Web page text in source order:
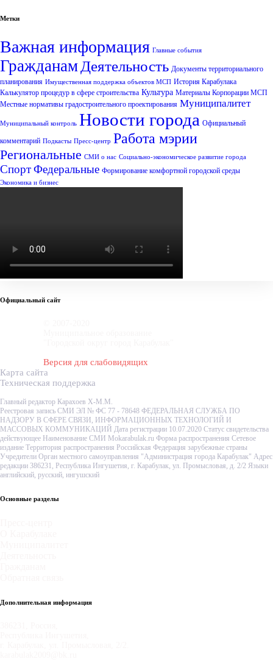
Метки
Важная информация Главные события
Гражданам Деятельность Документы территориального
планирования Имущественная поддержка объектов МСП История Карабулака
Калькулятор процедур в сфере строительства Культура Материалы Корпорации МСП
Местные нормативы градостроительного проектирования Муниципалитет
Муниципальный контроль Новости города Официальный
комментарий Подкасты Пресс-центр Работа мэрии
Региональные СМИ о нас Социально-экономическое развитие города
СпортФедеральные Формирование комфортной городской среды
Экономика и бизнес
Официальный сайт
Версия для слабовидящих
Карта сайта
Техническая поддержка
Главный редактор Карахоев Х-М.М.
Реестровая запись СМИ ЭЛ № ФС 77 - 78648 ФЕДЕРАЛЬНАЯ СЛУЖБА ПО
НАДЗОРУ В СФЕРЕ СВЯЗИ, ИНФОРМАЦИОННЫХ ТЕХНОЛОГИЙ И
МАССОВЫХ КОММУНИКАЦИЙ Дата регистрации 10.07.2020 Статус свидетельства
действующее Наименование СМИ Mokarabulak.ru Форма распространения Сетевое
издание Территория распространения Российская Федерация зарубежные страны
Учредители Орган местного самоуправления "Администрация города Карабулак" Адрес
редакции 386231, Республика Ингушетия, г. Карабулак, ул. Промысловая, д. 2/2 Языки
английский, русский, ингушский
Основные разделы
Дополнительная информация